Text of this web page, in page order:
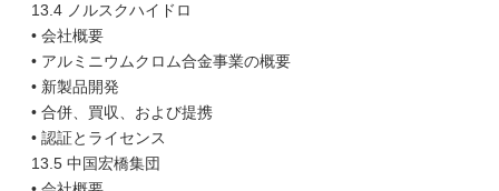
13.4 ノルスクハイドロ
• 会社概要
• アルミニウムクロム合金事業の概要
• 新製品開発
• 合併、買収、および提携
• 認証とライセンス
13.5 中国宏橋集団